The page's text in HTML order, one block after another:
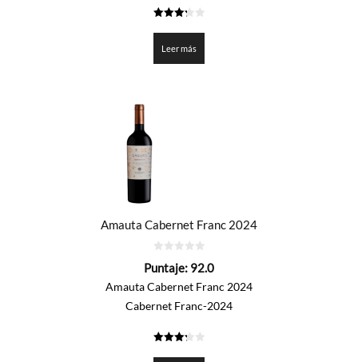
de 5
Leer más
Amauta Cabernet Franc 2024
de
Puntaje: 92.0
Amauta Cabernet Franc 2024
Cabernet Franc-2024
de 5